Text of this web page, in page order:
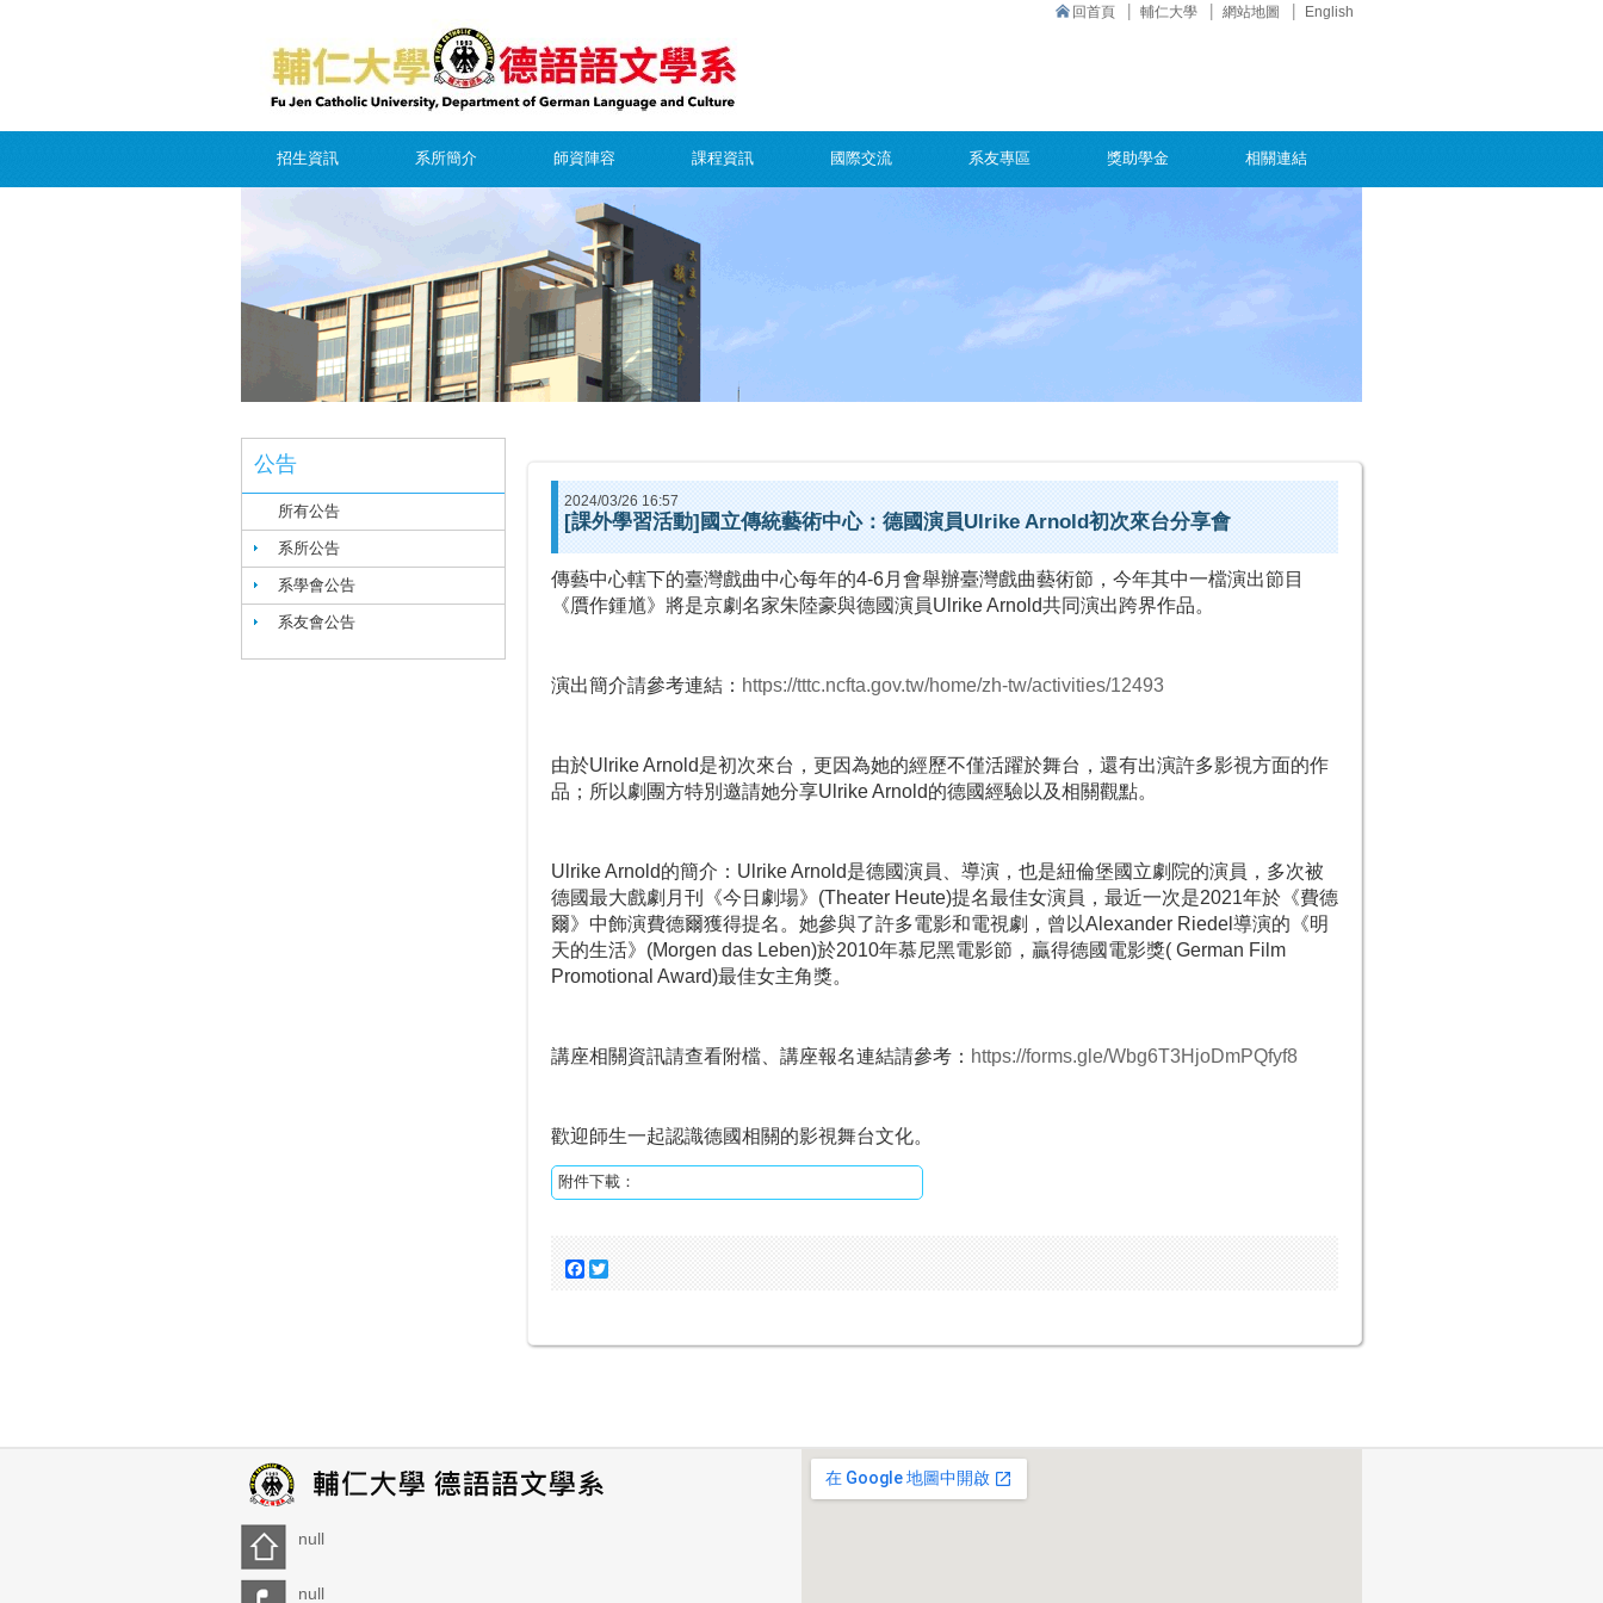
回首頁 輔仁大學 網站地圖 English
招生資訊 系所簡介 師資陣容 課程資訊 國際交流 系友專區 獎助學金 相關連結
公告
所有公告
系所公告
系學會公告
系友會公告
2024/03/26 16:57
[課外學習活動]國立傳統藝術中心：德國演員Ulrike Arnold初次來台分享會
傳藝中心轄下的臺灣戲曲中心每年的4-6月會舉辦臺灣戲曲藝術節，今年其中一檔演出節目
《贋作鍾馗》將是京劇名家朱陸豪與德國演員Ulrike Arnold共同演出跨界作品。
演出簡介請參考連結： https://tttc.ncfta.gov.tw/home/zh-tw/activities/12493
由於Ulrike Arnold是初次來台，更因為她的經歷不僅活躍於舞台，還有出演許多影視方面的作
品；所以劇團方特別邀請她分享Ulrike Arnold的德國經驗以及相關觀點。
Ulrike Arnold的簡介：Ulrike Arnold是德國演員、導演，也是紐倫堡國立劇院的演員，多次被
德國最大戲劇月刊《今日劇場》(Theater Heute)提名最佳女演員，最近一次是2021年於《費德
爾》中飾演費德爾獲得提名。她參與了許多電影和電視劇，曾以Alexander Riedel導演的《明
天的生活》(Morgen das Leben)於2010年慕尼黑電影節，贏得德國電影獎( German Film
Promotional Award)最佳女主角獎。
講座相關資訊請查看附檔、講座報名連結請參考： https://forms.gle/Wbg6T3HjoDmPQfyf8
歡迎師生一起認識德國相關的影視舞台文化。
附件下載：
Facebook
null
null